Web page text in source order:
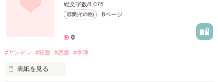
総文字数/4,076
恋愛(その他) 8ページ
0
#ヤンデレ #狂愛 #恋愛 #幸薄
表紙を見る